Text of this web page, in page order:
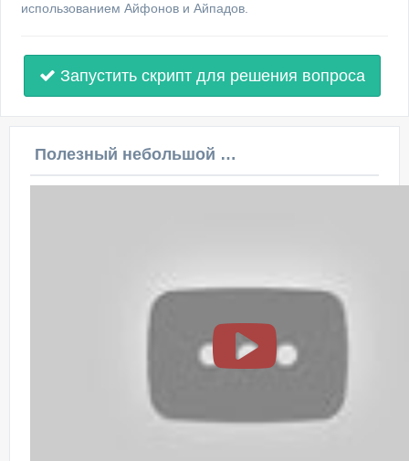
использованием Айфонов и Айпадов.
Запустить скрипт для решения вопроса
Полезный небольшой видеоурок по этой теме